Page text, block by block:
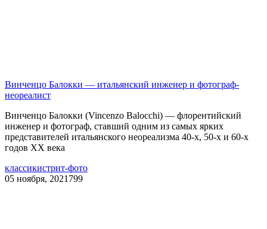
Винченцо Балокки — итальянский инженер и фотограф-
неореалист
Винченцо Балокки (Vincenzo Balocchi) — флорентийский
инженер и фотограф, ставший одним из самых ярких
представителей итальянского неореализма 40-х, 50-х и 60-х
годов ХХ века
классикистрит-фото
05 ноября, 2021 799